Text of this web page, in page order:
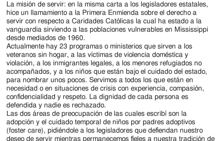
La misión de servir: en la misma carta a los legisladores estatales,
hice un llamamiento a la Primera Enmienda sobre el derecho a
servir con respecto a Caridades Católicas la cual ha estado a la
vanguardia sirviendo a las poblaciones vulnerables en Mississippi
desde mediados de 1960.
Actualmente hay 23 programas o ministerios que sirven a los
veteranos sin hogar, a las víctimas de violencia doméstica y
violación, a los inmigrantes legales, a los menores refugiados no
acompañados, y a los niños que están bajo el cuidado del estado,
para nombrar unos pocos. Servimos a todos los que están en
necesidad o en situaciones de crisis con experiencia, compasión,
confidencialidad y respeto. La dignidad de cada persona es
defendida y nadie es rechazado.
Las dos áreas de preocupación de las cuales escribí son la
adopción y el cuidado temporal de niños por padres adoptivos
(foster care), pidiéndole a los legisladores que defiendan nuestro
deseo de servir mientras permanecemos fieles a nuestra tradición de